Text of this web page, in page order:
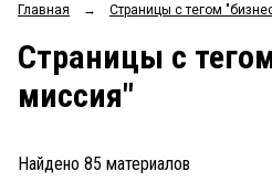
ОБЩЕСТВО
ЗАКОН
ПРОИСШЕСТВИЯ
Главная → Страницы c тегом
Страницы c
миссия"
Найдено 85 материалов